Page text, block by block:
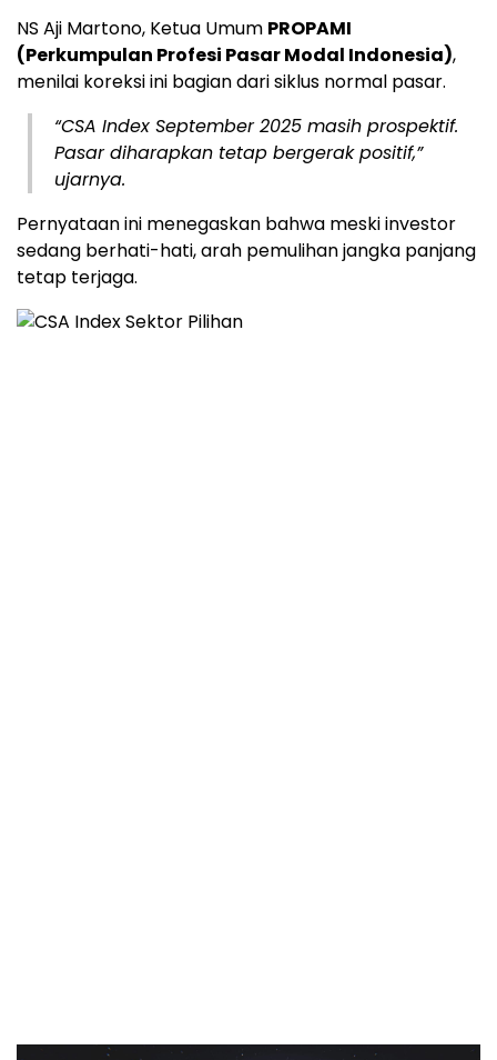
NS Aji Martono, Ketua Umum PROPAMI
(Perkumpulan Profesi Pasar Modal Indonesia),
menilai koreksi ini bagian dari siklus normal pasar.
“CSA Index September 2025 masih prospektif.
Pasar diharapkan tetap bergerak positif,”
ujarnya.
Pernyataan ini menegaskan bahwa meski investor
sedang berhati-hati, arah pemulihan jangka panjang
tetap terjaga.